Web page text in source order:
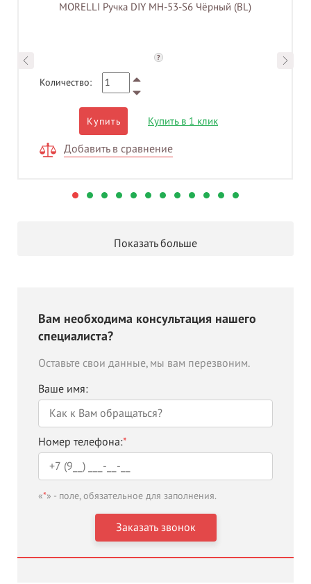
MORELLI Ручка DIY MH-53-S6 Чёрный (BL)
?
Количество:
Купить Купить в 1 клик
Добавить в сравнение
Показать больше
Вам необходима консультация нашего
специалиста?
Оставьте свои данные, мы вам перезвоним.
Ваше имя:
Номер телефона:*
«*» - поле, обязательное для заполнения.